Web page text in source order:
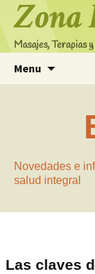
Zona
Masajes, Terapias
Menu
Novedades e
salud integral
Las claves